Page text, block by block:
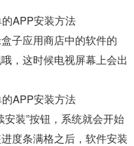
子应用商店中的软件的
，这时候电视屏幕上会出
装”按钮，系统就会开始
度条满格之后，软件安装